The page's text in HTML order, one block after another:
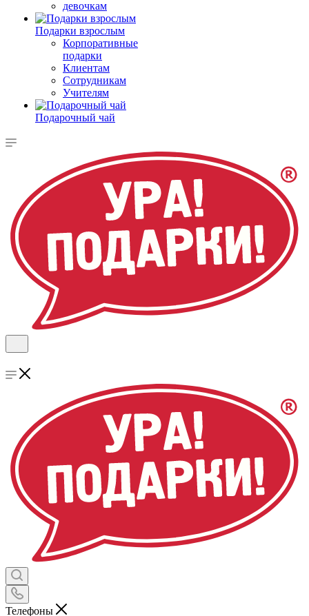
девочкам
Подарки взрослым
Корпоративные
подарки
Клиентам
Сотрудникам
Учителям
Подарочный чай
Телефоны